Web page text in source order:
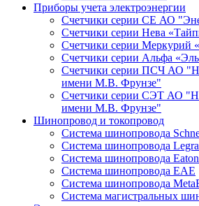
Приборы учета электроэнергии
Счетчики серии СЕ АО
Счетчики серии Нева
Счетчики серии Меркурий
Счетчики серии Альфа
Счетчики серии ПСЧ АО
имени М.В. Фрунзе"
Счетчики серии СЭТ АО
имени М.В. Фрунзе"
Шинопровод и токопровод
Система шинопровода
Система шинопровода
Система шинопровода
Система шинопровода EAE
Система шинопровода
Система магистральных